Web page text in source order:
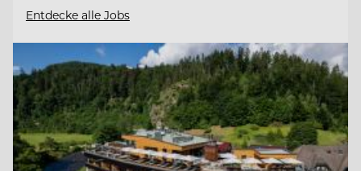
Entdecke alle Jobs